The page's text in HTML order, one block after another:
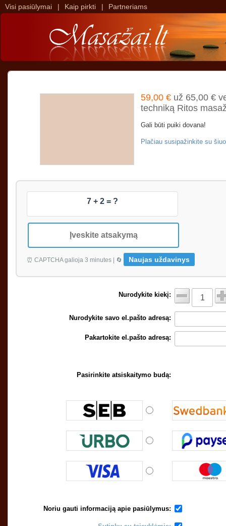
Visi pasiūlymai | Kaip pirkti | Partneriams
59,00 € už 65,00 €
techniką Ritos
Gali būti puiki dovana!
Plačiau susipažinkite su
7 + 2 = ?
⏰ CAPTCHA galioja 3 minutes | 🔄 Naujas uždavinys
Nurodykite kiekį:
Nurodykite savo el.pašto adresą:
Pakartokite el.pašto adresą:
Pasirinkite atsiskaitymo budą:
Noriu gauti informaciją apie pasiūlymus: